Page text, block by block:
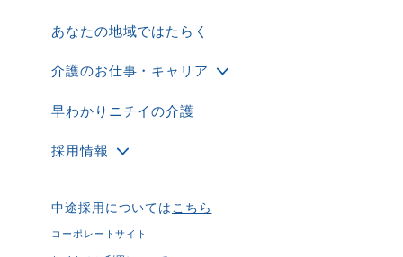
あなたの地域ではたらく
介護のお仕事・キャリア
早わかりニチイの介護
採用情報
中途採用については こちら
コーポレートサイト